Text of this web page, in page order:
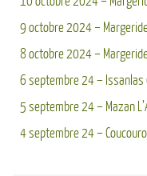
9 octobre 2024 –
8 octobre 2024 –
6 septembre 24 – Issanlas
5 septembre 24 – Mazan
4 septembre 24 –